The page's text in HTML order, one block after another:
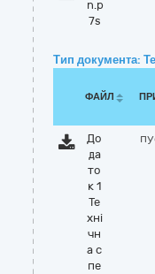
n.p
7s
Тип документа:
ФАЙЛ
До
да
то
к 1
Те
хні
чн
а с
пе